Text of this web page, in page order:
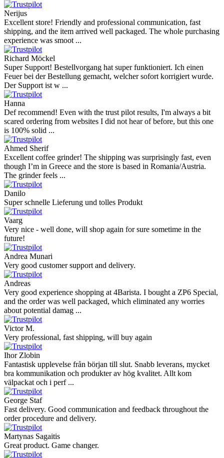
Nerijus
Excellent store! Friendly and professional communication, fast
shipping, and the item arrived well packaged. The whole purchasing
experience was smoot ...
Richard Möckel
Super Support! Bestellvorgang hat super funktioniert. Ich einen
Feuer bei der Bestellung gemacht, welcher sofort korrigiert wurde.
Der Support ist w ...
Hanna
Def recommend! Even with the trust pilot results, I'm always a bit
scared ordering from websites I did not hear of before, but this one
is 100% solid ...
Ahmed Sherif
Excellent coffee grinder! The shipping was surprisingly fast, even
though I’m in Greece and the store is based in Romania/Austria.
The grinder feels ...
Danilo
Super schnelle Lieferung und tolles Produkt
Vaarg
Very nice - well done, will shop again for sure sometime in the
future!
Andrea Munari
Very good customer support and delivery.
Andreas
Very good experience shopping at 4Barista. I bought a ZP6 Special,
and the order was well packaged, which eliminated any worries
about potential damag ...
Victor M.
Very professional, fast shipping, will buy again
Ihor Zlobin
Fantastisk upplevelse från början till slut. Snabb leverans, mycket
bra kommunikation och produkter av hög kvalitet. Allt kom
välpackat och i perf ...
George Staf
Fast delivery. Good communication and feedback throughout the
order procedure and delivery.
Martynas Sagaitis
Great product. Game changer.